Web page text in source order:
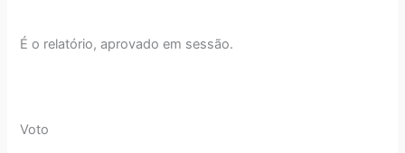
É o relatório, aprovado em sessão.
Voto